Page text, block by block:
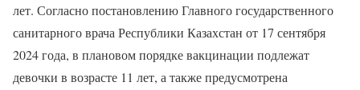
лет. Согласно постановлению Главного государственного
санитарного врача Республики Казахстан от 17 сентября
2024 года, в плановом порядке вакцинации подлежат
девочки в возрасте 11 лет, а также предусмотрена